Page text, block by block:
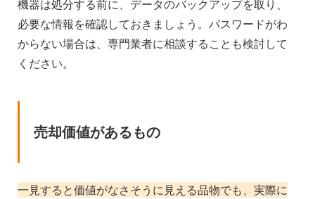
機器は処分する前に、データのバックアップを取り、
必要な情報を確認しておきましょう。パスワードがわ
からない場合は、専門業者に相談することも検討して
ください。
売却価値があるもの
一見すると価値がなさそうに見える品物でも、実際に